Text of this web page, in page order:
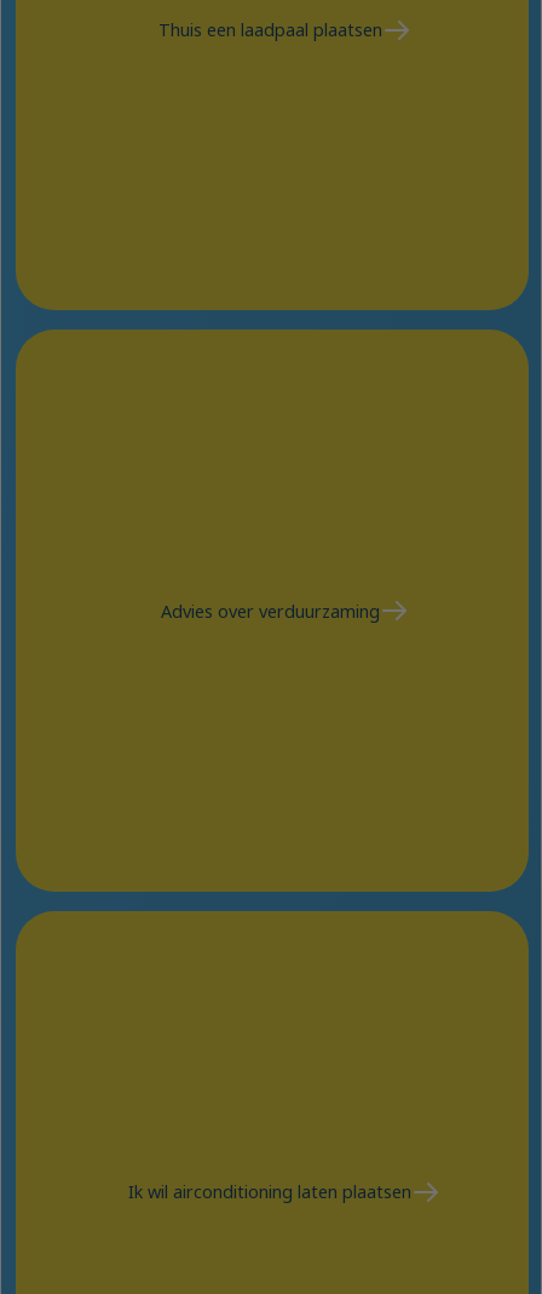
Thuis een laadpaal plaatsen
Advies over verduurzaming
Ik wil airconditioning laten plaatsen